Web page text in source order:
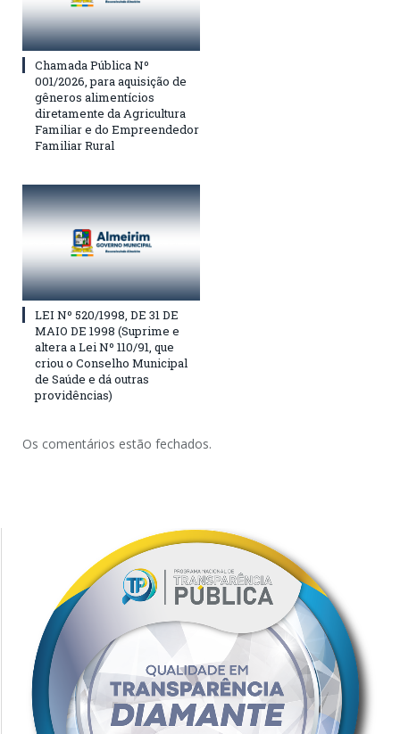
Chamada Pública Nº
001/2026, para aquisição de
gêneros alimentícios
diretamente da Agricultura
Familiar e do Empreendedor
Familiar Rural
LEI Nº 520/1998, DE 31 DE
MAIO DE 1998 (Suprime e
altera a Lei Nº 110/91, que
criou o Conselho Municipal
de Saúde e dá outras
providências)
Os comentários estão fechados.